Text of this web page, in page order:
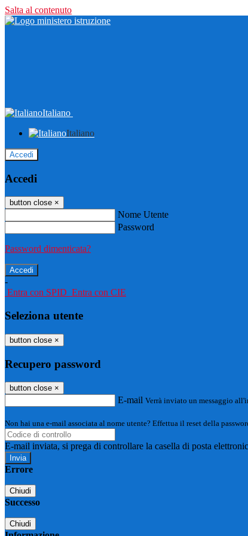
Salta al contenuto
Italiano
Italiano
Accedi
Accedi
button close ×
Nome Utente
Password
Password dimenticata?
-
Entra con SPID Entra con CIE
Seleziona utente
button close ×
Recupero password
button close ×
E-mail Verrà inviato un messaggio
Non hai una e-mail associata al nome utente? Effettua il reset della
E-mail inviata, si prega di controllare la casella di posta
Errore
Chiudi
Successo
Chiudi